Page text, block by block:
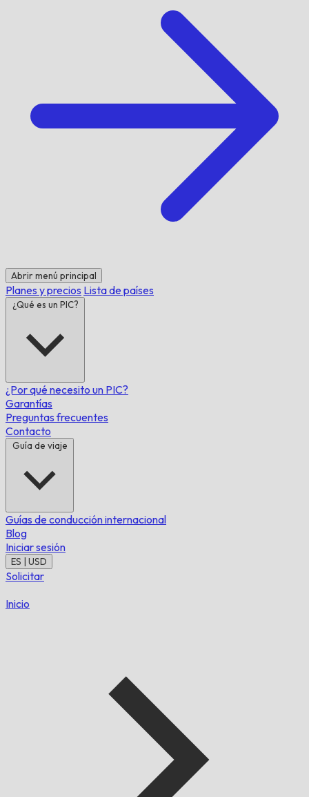
Abrir menú principal
Planes y precios Lista de países
¿Qué es un PIC?
¿Por qué necesito un PIC?
Garantías
Preguntas frecuentes
Contacto
Guía de viaje
Guías de conducción internacional
Blog
Iniciar sesión
ES | USD
Solicitar
Inicio